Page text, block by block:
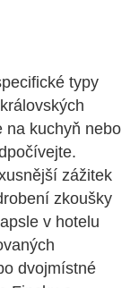
typy
na kuchyň nebo
zážitek
zkoušky
v hotelu
dvojmístné